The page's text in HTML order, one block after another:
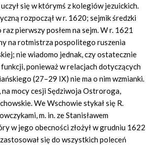
się w którymś z kolegiów jezuickich.
rozpoczął w r. 1620; sejmik średzki
pierwszy posłem na sejm. W r. 1621
na rotmistrza pospolitego ruszenia
nie wiadomo jednak, czy ostatecznie
ponieważ w relacjach dotyczących
(27–29 IX) nie ma o nim wzmianki.
mocy cesji Sędziwoja Ostroroga,
We Wschowie stykał się R.
m. in. ze Stanisławem
w jego obecności złożył w grudniu 1622
się do wszystkich poleceń